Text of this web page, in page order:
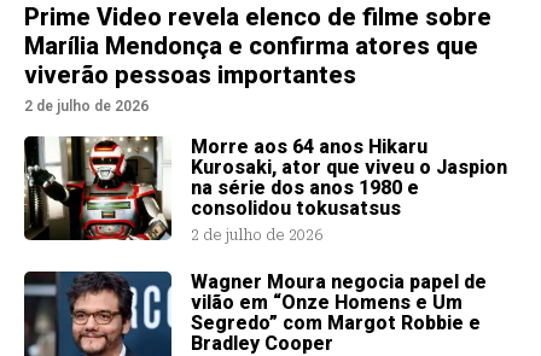
Prime Video revela elenco de filme sobre
Marília Mendonça e confirma atores que
viverão pessoas importantes
2 de julho de 2026
Morre aos 64 anos Hikaru
Kurosaki, ator que viveu o Jaspion
na série dos anos 1980 e
consolidou tokusatsus
2 de julho de 2026
Wagner Moura negocia papel de
vilão em “Onze Homens e Um
Segredo” com Margot Robbie e
Bradley Cooper